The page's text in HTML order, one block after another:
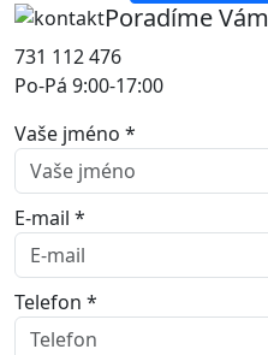
Poradíme Vám
731 112 476
Po-Pá 9:00-17:00
Vaše jméno *
E-mail *
Telefon *